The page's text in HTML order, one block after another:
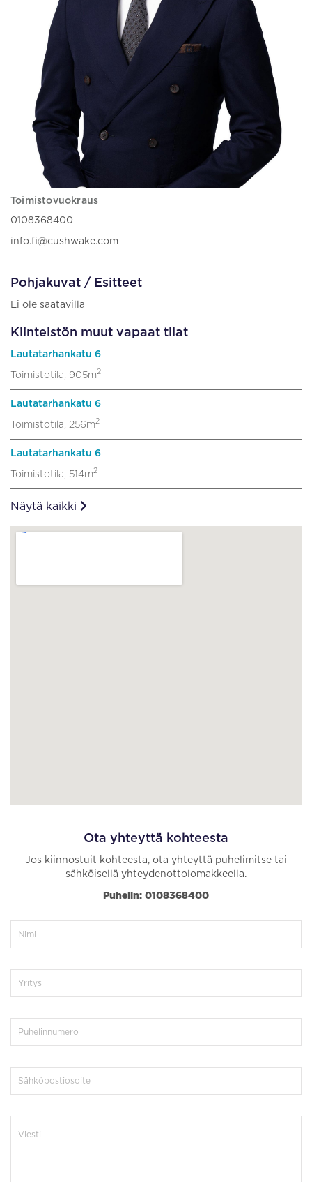
Toimistovuokraus
0108368400
info.fi@cushwake.com
Pohjakuvat / Esitteet
Ei ole saatavilla
Kiinteistön muut vapaat tilat
Lautatarhankatu 6
Toimistotila, 905m2
Lautatarhankatu 6
Toimistotila, 256m2
Lautatarhankatu 6
Toimistotila, 514m2
Näytä kaikki
Ota yhteyttä kohteesta
Jos kiinnostuit kohteesta, ota yhteyttä puhelimitse tai
sähköisellä yhteydenottolomakkeella.
Puhelin: 0108368400